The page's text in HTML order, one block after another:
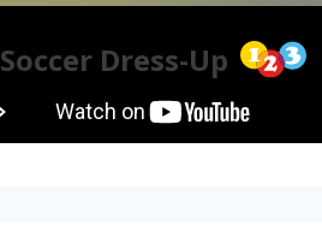
Soccer Dress-Up